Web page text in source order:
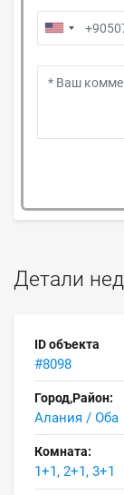
Детали
ID объекта
#8098
Город,Район:
Алания / Оба
Комната:
1+1, 2+1, 3+1